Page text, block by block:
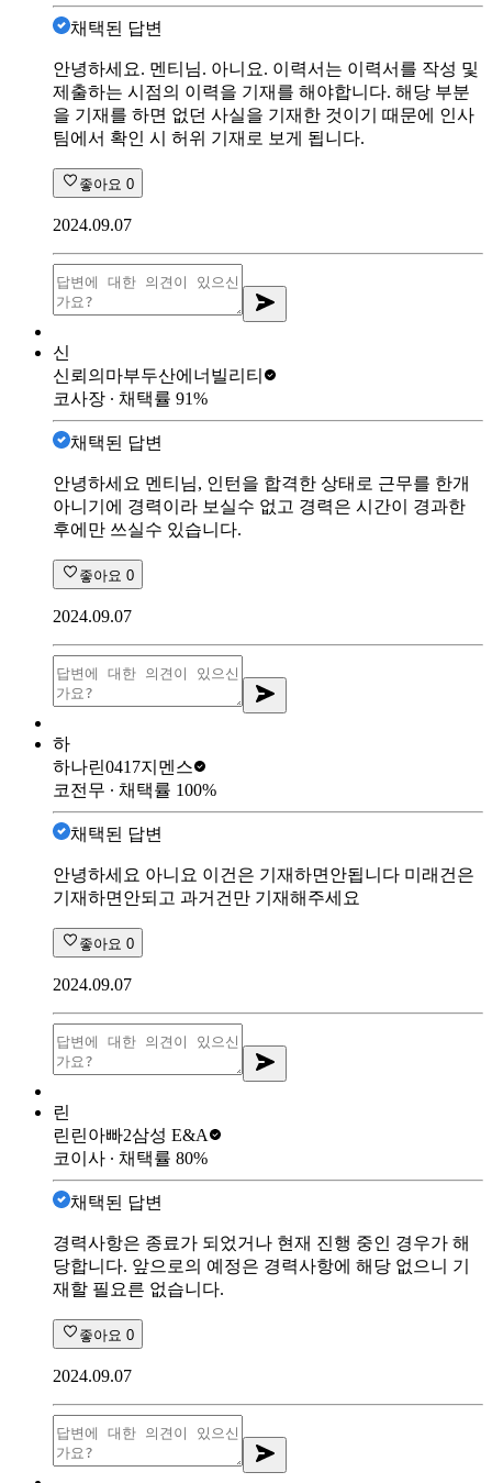
채택된 답변
안녕하세요. 멘티님. 아니요. 이력서는 이력서를 작성 및
제출하는 시점의 이력을 기재를 해야합니다. 해당 부분
을 기재를 하면 없던 사실을 기재한 것이기 때문에 인사
팀에서 확인 시 허위 기재로 보게 됩니다.
좋아요 0
2024.09.07
신
신뢰의마부두산에너빌리티
코사장 ∙ 채택률 91%
채택된 답변
안녕하세요 멘티님, 인턴을 합격한 상태로 근무를 한개
아니기에 경력이라 보실수 없고 경력은 시간이 경과한
후에만 쓰실수 있습니다.
좋아요 0
2024.09.07
하
하나린0417지멘스
코전무 ∙ 채택률 100%
채택된 답변
안녕하세요 아니요 이건은 기재하면안됩니다 미래건은
기재하면안되고 과거건만 기재해주세요
좋아요 0
2024.09.07
린
린린아빠2삼성 E&A
코이사 ∙ 채택률 80%
채택된 답변
경력사항은 종료가 되었거나 현재 진행 중인 경우가 해
당합니다. 앞으로의 예정은 경력사항에 해당 없으니 기
재할 필요른 없습니다.
좋아요 0
2024.09.07